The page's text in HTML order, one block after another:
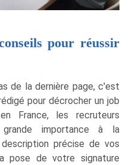
pour réussir
de la dernière page, c'est
pour décrocher un job
France, les recruteurs
importance à la
précise de vos
pose de votre signature